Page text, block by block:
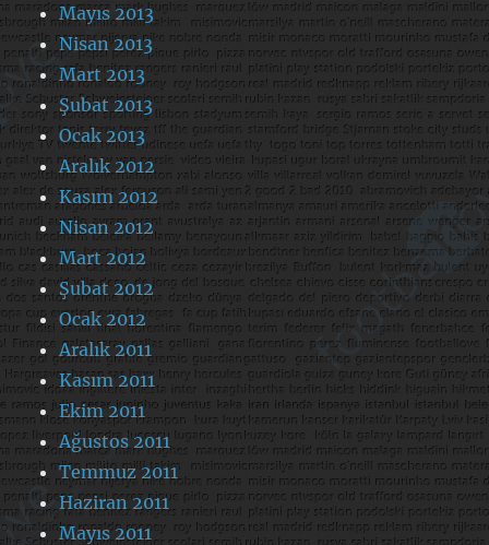
Mayıs 2013
Nisan 2013
Mart 2013
Şubat 2013
Ocak 2013
Aralık 2012
Kasım 2012
Nisan 2012
Mart 2012
Şubat 2012
Ocak 2012
Aralık 2011
Kasım 2011
Ekim 2011
Ağustos 2011
Temmuz 2011
Haziran 2011
Mayıs 2011